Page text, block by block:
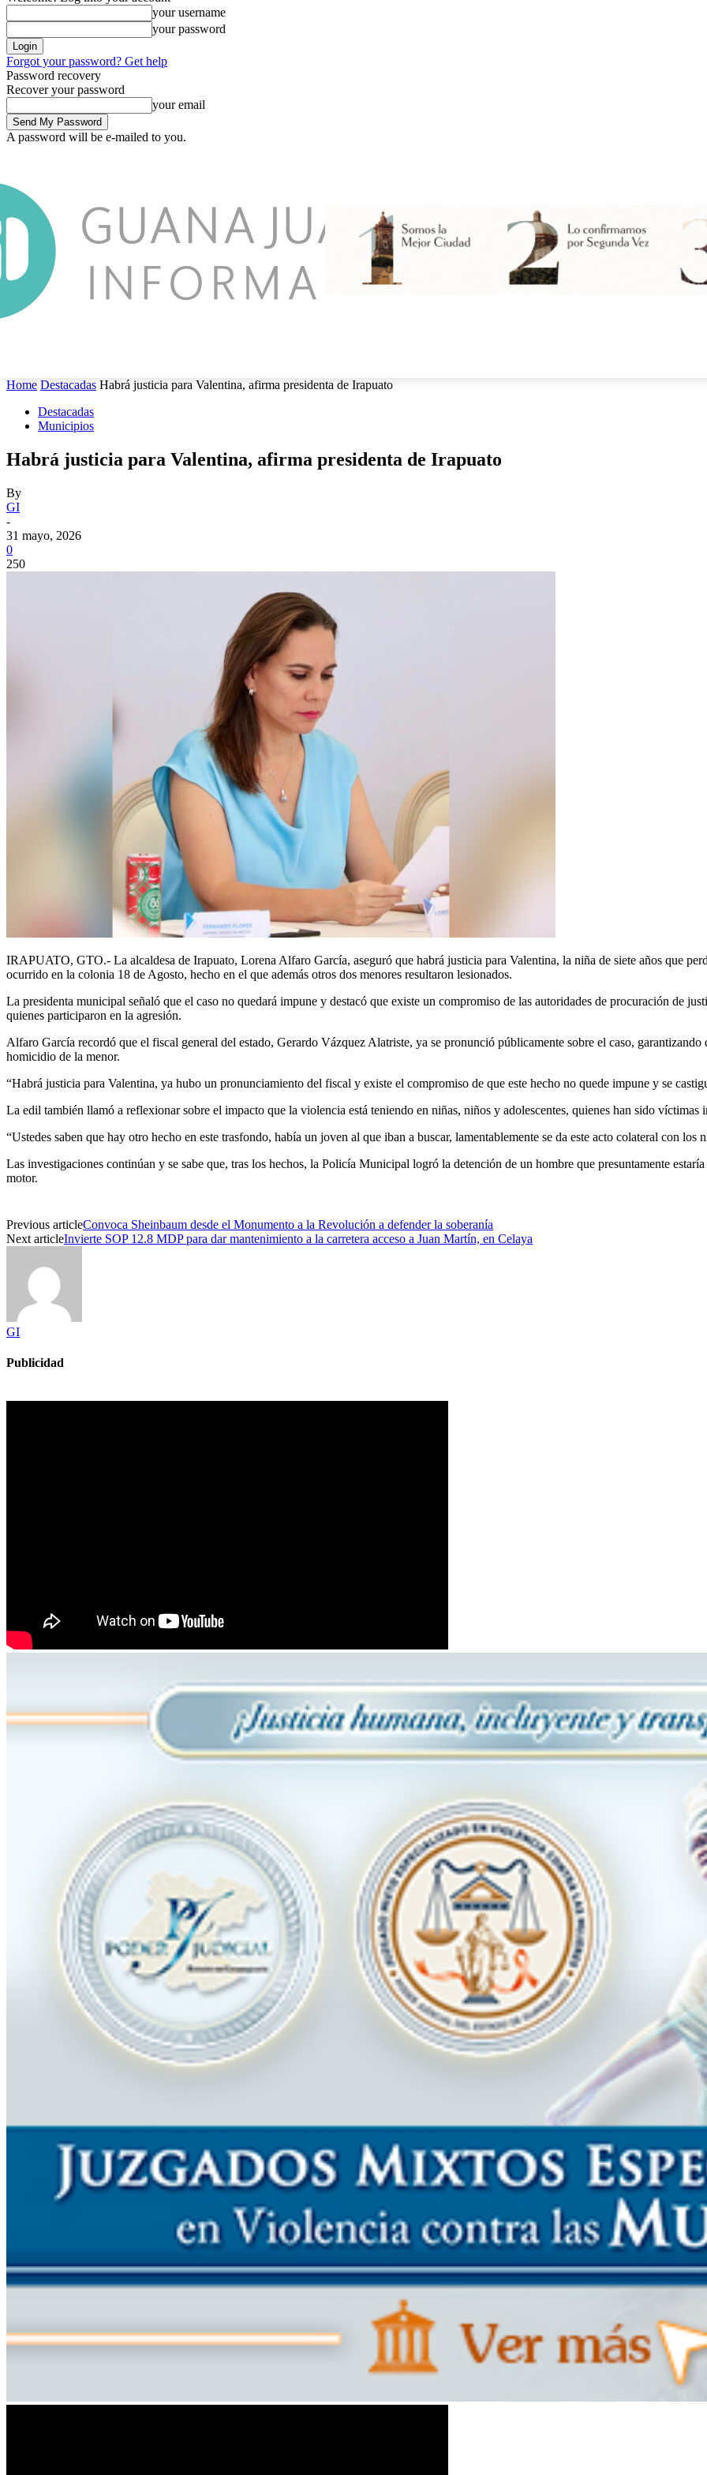
your username
your password
Forgot your password? Get help
Password recovery
Recover your password
your email
A password will be e-mailed to you.
Home Destacadas Habrá justicia para Valentina, afirma presidenta de Irapuato
Destacadas
Municipios
Habrá justicia para Valentina, afirma presidenta de Irapuato
By
GI
-
31 mayo, 2026
0
250
IRAPUATO, GTO.- La alcaldesa de Irapuato, Lorena Alfaro García, aseguró que habrá justicia para Valentina, la niña de siete años que
ocurrido en la colonia 18 de Agosto, hecho en el que además otros dos menores resultaron lesionados.
La presidenta municipal señaló que el caso no quedará impune y destacó que existe un compromiso de las autoridades de procuración de
quienes participaron en la agresión.
Alfaro García recordó que el fiscal general del estado, Gerardo Vázquez Alatriste, ya se pronunció públicamente sobre el caso, garantizando
homicidio de la menor.
“Habrá justicia para Valentina, ya hubo un pronunciamiento del fiscal y existe el compromiso de que este hecho no quede impune y se
La edil también llamó a reflexionar sobre el impacto que la violencia está teniendo en niñas, niños y adolescentes, quienes han sido víctimas
“Ustedes saben que hay otro hecho en este trasfondo, había un joven al que iban a buscar, lamentablemente se da este acto colateral con los
Las investigaciones continúan y se sabe que, tras los hechos, la Policía Municipal logró la detención de un hombre que presuntamente
motor.
Previous articleConvoca Sheinbaum desde el Monumento a la Revolución a defender la soberanía
Next articleInvierte SOP 12.8 MDP para dar mantenimiento a la carretera acceso a Juan Martín, en Celaya
GI
Publicidad